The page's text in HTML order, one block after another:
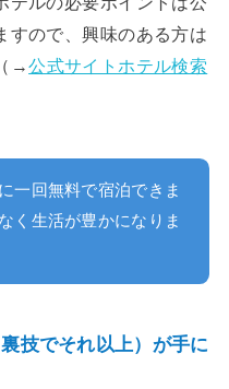
すので、興味のある方は
→公式サイトホテル検索
一回無料で宿泊できま
く生活が豊かになりま
技でそれ以上）が手に